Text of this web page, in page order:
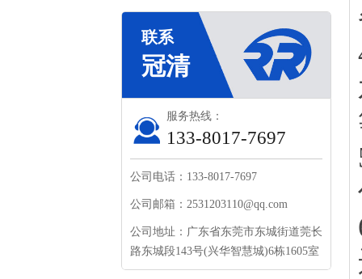
服务热线：
133-8017-7697
公司电话：133-8017-7697
公司邮箱：2531203110@qq.com
公司地址：广东省东莞市东城街道莞长
路东城段143号(兴华智慧城)6栋1605室